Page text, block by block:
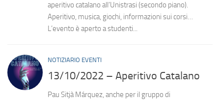
aperitivo catalano all’Unistrasi (secondo piano).
Aperitivo, musica, giochi, informazioni sui corsi…
L’evento è aperto a studenti...
NOTIZIARIO EVENTI
13/10/2022 – Aperitivo Catalano
Pau Sitjà Márquez, anche per il gruppo di